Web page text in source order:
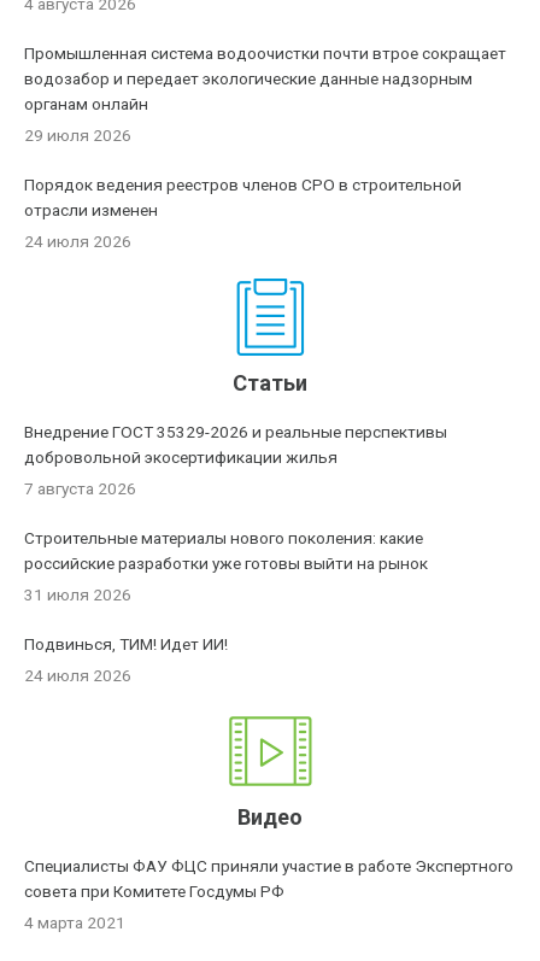
Промышленная система водоочистки почти втрое сокращает
водозабор и передает экологические данные надзорным
органам онлайн
29 июля 2026
Порядок ведения реестров членов СРО в строительной
отрасли изменен
24 июля 2026
Статьи
Внедрение ГОСТ 35329-2026 и реальные перспективы
добровольной экосертификации жилья
7 августа 2026
Строительные материалы нового поколения: какие
российские разработки уже готовы выйти на рынок
31 июля 2026
Подвинься, ТИМ! Идет ИИ!
24 июля 2026
Видео
Специалисты ФАУ ФЦС приняли участие в работе Экспертного
совета при Комитете Госдумы РФ
4 марта 2021